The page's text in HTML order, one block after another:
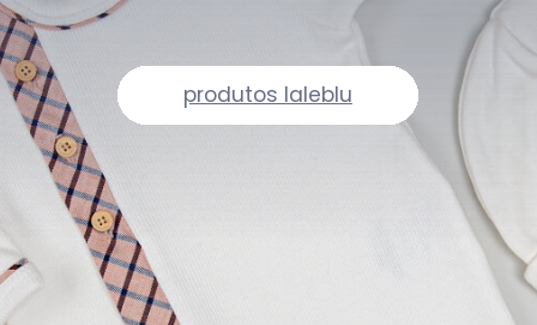
produtos laleblu